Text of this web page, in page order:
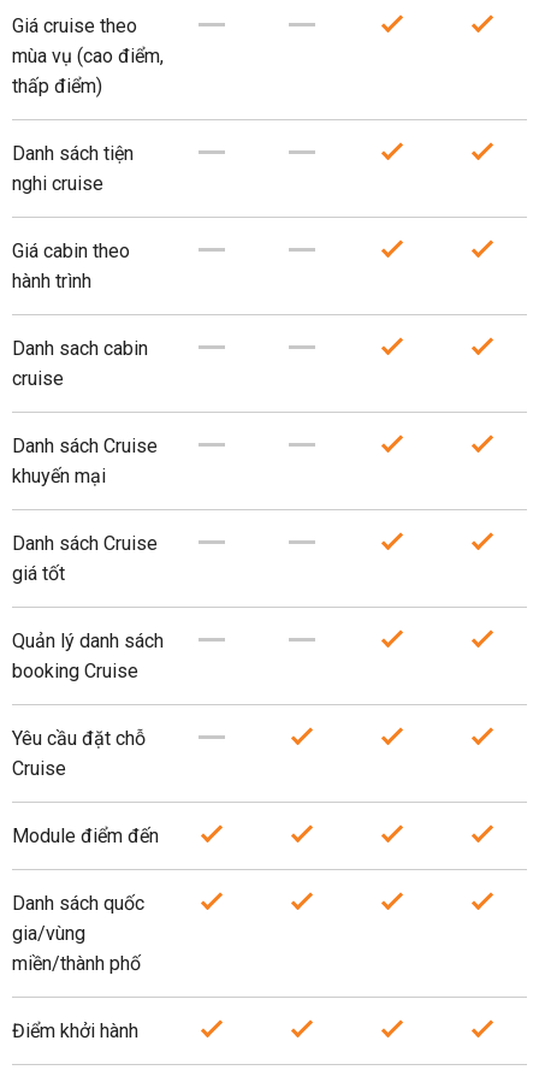
Giá cruise theo
mùa vụ (cao điểm,
thấp điểm)
Danh sách tiện
nghi cruise
Giá cabin theo
hành trình
Danh sach cabin
cruise
Danh sách Cruise
khuyến mại
Danh sách Cruise
giá tốt
Quản lý danh sách
booking Cruise
Yêu cầu đặt chỗ
Cruise
Module điểm đến
Danh sách quốc
gia/vùng
miền/thành phố
Điểm khởi hành